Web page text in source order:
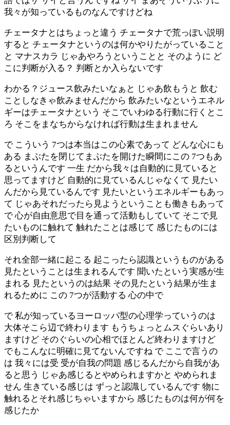
我々が知っているものなんですけどね
チェータナとはちょっと違う チェータナで荒っぽい説明
すると チェータナというのは何かやりたがっていること
と マナスカラ じゃあやろうということと そのように ど
こに判断が入る？ 判断とか入らないです
わかる？ジュース飲みたいなぁと じゃあ飲もうと 飲む
ことしなきゃ飲みませんだから 飲みたいなというエネル
ギーはチェータナという そこでいわゆる行動に行くとこ
ろ そこをまなちからなければ行動は生まれません
で こういう 7つは本当はこの心素であって どんな心にも
ある まぶたを閉じてまぶたを開けた瞬間にこの 7つもあ
るというんです 一生 だから我々は自動的に見ていると
思ってますけど 自動的に見ているんじゃなくて 見たい
んだから見ているんです 見たいというエネルギーもあっ
て じゃあそれだったら見ようということも働きもあって
で 心が自由意思で目を通って活動もしていて そこで見
たいものに触れて 触れたことは感じて 感じたものには
区別判断して
それ全部一緒に起こる 起こったら認識というものがある
見たということは生まれるんです 聞いたという実感が生
まれる 見たというのは結果 その見たという結果が生ま
れるために この 7つが活動する 心の中で
で 私が知っているヨーロッパ型の心理学っていうのは
大体そこら辺で終わります もうちょっとムスぐらいあり
ますけど そのぐらいの心相でほとんど終わりますけど
でもこんなに明確に見てないんですね で ここで言うの
は 我々には受 受が自我の問題 感じるんだから自我があ
ると思う じゃあ感じるとやめられますかと やめられま
せん 生きている感じは ずっと認識しているんです 物に
触れるとそれ感じちゃいますから 感じたものは何が何を
感じたか